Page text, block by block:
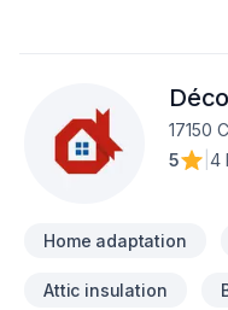
17150
5
4
Home adaptation
Attic insulation